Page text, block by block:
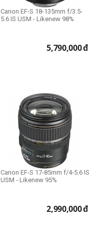
Canon EF-S 18-135mm f/3.5-
5.6 IS USM - Likenew 98%
5,790,000đ
Canon EF-S 17-85mm f/4-5.6 IS
USM - Likenew 95%
2,990,000đ